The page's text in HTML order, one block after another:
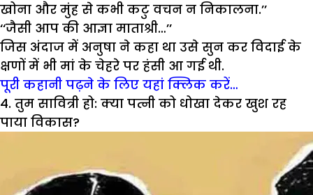
खोना और मुंह से कभी कटु वचन न निकालना.’’
‘‘जैसी आप की आज्ञा माताश्री…’’
जिस अंदाज में अनुषा ने कहा था उसे सुन कर विदाई के
क्षणों में भी मां के चेहरे पर हंसी आ गई थी.
पूरी कहानी पढ़ने के लिए यहां क्लिक करें…
4. तुम सावित्री हो: क्या पत्नी को धोखा देकर खुश रह
पाया विकास?